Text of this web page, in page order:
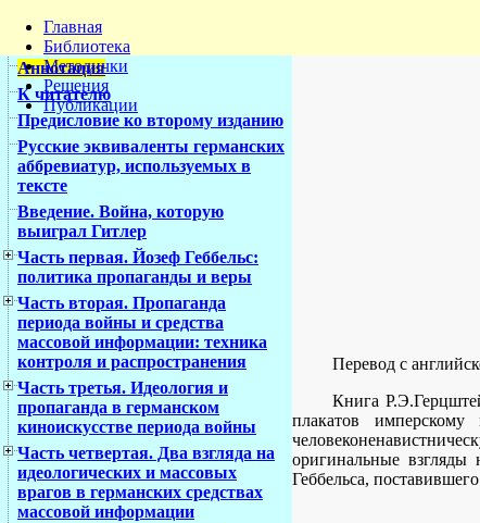
Главная
Библиотека
Методички
Решения
Публикации
Аннотация
К читателю
Предисловие ко второму изданию
Русские эквиваленты германских
аббревиатур, используемых в
тексте
Введение. Война, которую
выиграл Гитлер
Часть первая. Йозеф Геббельс:
политика пропаганды и веры
Часть вторая. Пропаганда
периода войны и средства
массовой информации: техника
контроля и распространения
Часть третья. Идеология и
пропаганда в германском
киноискусстве периода войны
Часть четвертая. Два взгляда на
идеологических и массовых
врагов в германских средствах
массовой информации
Перевод с
Книга
плакатов
оригинальные
Геббельса,